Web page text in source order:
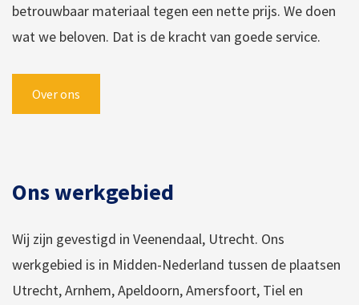
betrouwbaar materiaal tegen een nette prijs. We doen
wat we beloven. Dat is de kracht van goede service.
Over ons
Ons werkgebied
Wij zijn gevestigd in Veenendaal, Utrecht. Ons
werkgebied is in Midden-Nederland tussen de plaatsen
Utrecht, Arnhem, Apeldoorn, Amersfoort, Tiel en